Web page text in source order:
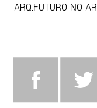
ARQ.FUTURO NO AR